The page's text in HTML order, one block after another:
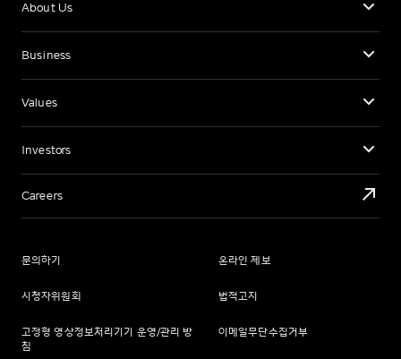
About Us
Business
Values
Investors
Careers
문의하기 온라인 제보
시청자위원회 법적고지
고정형 영상정보처리기기 운영/관리 방
침
이메일무단수집거부